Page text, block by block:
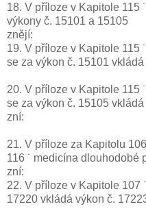
18. V příloze v Kapitole 115
výkony č. 15101 a 15105
znějí:
19. V příloze v Kapitole 115
se za výkon č. 15101
20. V příloze v Kapitole 115
se za výkon č. 15105
zní:
21. V příloze za Kapitolu
116 ˙ medicína dlouhodobé
zní:
22. V příloze v Kapitole 107
17220 vkládá výkon č.